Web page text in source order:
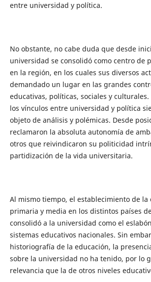
entre universidad y política.
No obstante, no cabe duda que desde
universidad se consolidó como centro de
en la región, en los cuales sus diversos
demandado un lugar en las grandes
educativas, políticas, sociales y culturales.
los vínculos entre universidad y política
objeto de análisis y polémicas. Desde
reclamaron la absoluta autonomía de
otros que reivindicaron su politicidad
partidización de la vida universitaria.
Al mismo tiempo, el establecimiento de la
primaria y media en los distintos países
consolidó a la universidad como el
sistemas educativos nacionales. Sin
historiografía de la educación, la
sobre la universidad no ha tenido, por lo
relevancia que la de otros niveles